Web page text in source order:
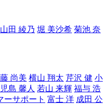
山田 綾乃 堀 美沙希 菊池 奈
尚美 横山 翔太 芹沢 健 小
島 馨人 若山 来輝 福与 浩
ーサポート 富士 洋 成田 公